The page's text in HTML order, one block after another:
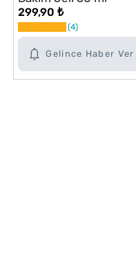
Gelince Haber Ver
299,90 ₺
4